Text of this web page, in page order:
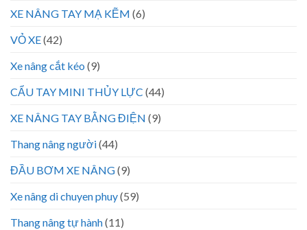
XE NÂNG TAY MẠ KẼM (6)
VỎ XE(42)
Xe nâng cắt kéo (9)
CẨU TAY MINI THỦY LỰC (44)
XE NÂNG TAY BẰNG ĐIỆN (9)
Thang nâng người(44)
ĐẦU BƠM XE NÂNG(9)
Xe nâng di chuyen phuy(59)
Thang nâng tự hành(11)